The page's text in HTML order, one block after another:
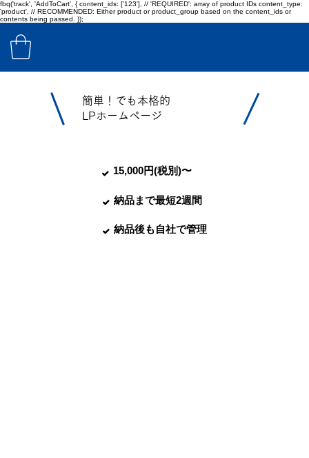
fbq('track', 'AddToCart', { content_ids: ['123'], // 'REQUIRED': array of product IDs content_type:
'product', // RECOMMENDED: Either product or product_group based on the content_ids or
contents being passed. });
簡単！でも本格的
LPホームページ
15,000円(税別)〜
納品まで最短2週間
納品後も自社で管理